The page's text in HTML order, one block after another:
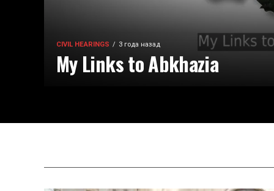
CIVIL HEARINGS 3 года назад
My Links to Abkhazia